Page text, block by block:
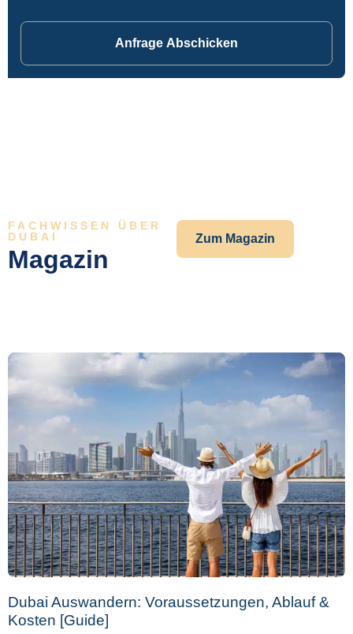
Anfrage Abschicken
FACHWISSEN ÜBER
DUBAI
Magazin
Zum Magazin
Dubai Auswandern: Voraussetzungen, Ablauf &
Kosten [Guide]